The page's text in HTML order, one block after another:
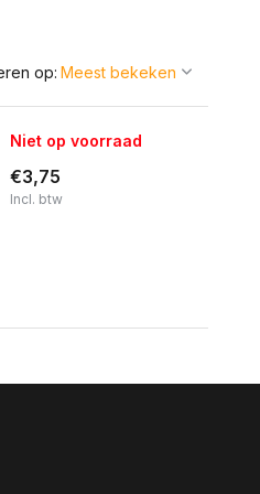
op:
Niet op voorraad
€3,75
Incl. btw